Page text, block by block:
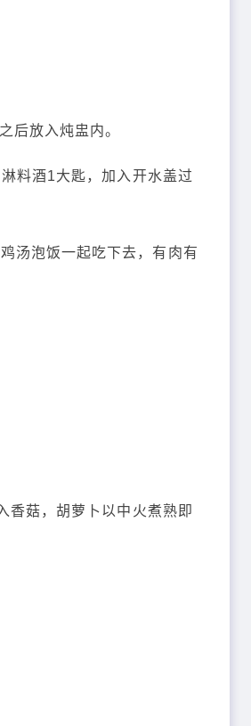
放入炖盅内。
料酒1大匙，加入开水盖过
汤泡饭一起吃下去，有肉有
菇，胡萝卜以中火煮熟即